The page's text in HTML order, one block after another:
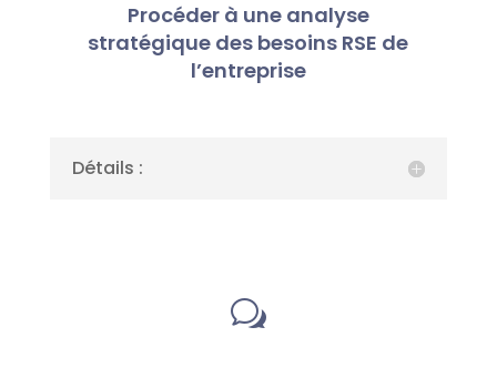
Procéder à une analyse
stratégique des besoins RSE de
l’entreprise
Détails :
w